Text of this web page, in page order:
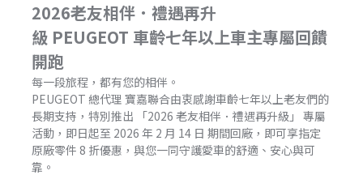
2026老友相伴．禮遇再升
級 PEUGEOT 車齡七年以上車主專屬回饋
開跑
每一段旅程，都有您的相伴。
PEUGEOT 總代理 寶嘉聯合由衷感謝車齡七年以上老友們的
長期支持，特別推出 「2026 老友相伴．禮遇再升級」 專屬
活動，即日起至 2026 年 2 月 14 日 期間回廠，即可享指定
原廠零件 8 折優惠，與您一同守護愛車的舒適、安心與可
靠。